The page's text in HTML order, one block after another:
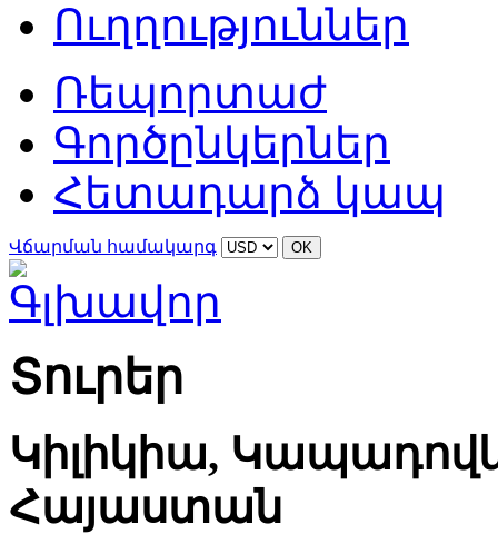
Ուղղություններ
Ռեպորտաժ
Գործընկերներ
Հետադարձ կապ
Վճարման համակարգ
Տուրեր
Կիլիկիա,
Հայաստան